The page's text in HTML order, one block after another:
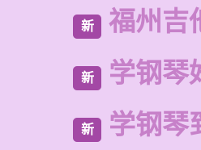
新 福州吉
新 学钢琴
新 学钢琴